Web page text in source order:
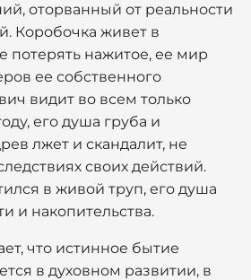
оторванный от реальности
Коробочка живет в
потерять нажитое, ее мир
ее собственного
видит во всем только
его душа груба и
лжет и скандалит, не
своих действий.
в живой труп, его душа
и накопительства.
что истинное бытие
в духовном развитии, в